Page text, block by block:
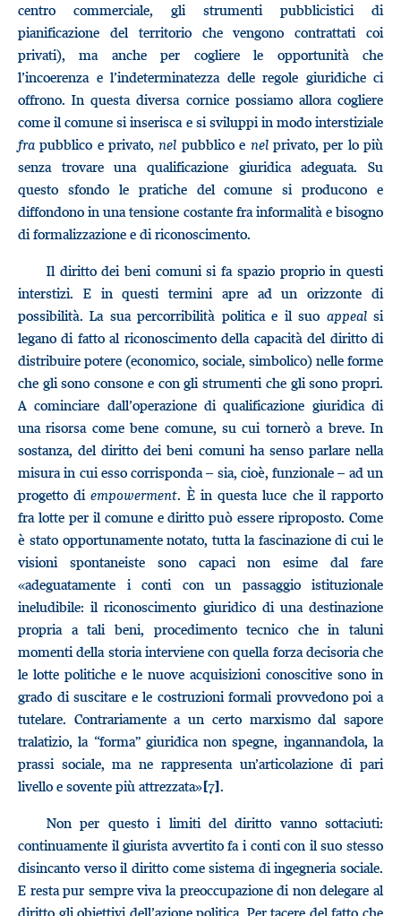
centro commerciale, gli strumenti pubblicistici di
pianificazione del territorio che vengono contrattati coi
privati), ma anche per cogliere le opportunità che
l’incoerenza e l’indeterminatezza delle regole giuridiche ci
offrono. In questa diversa cornice possiamo allora cogliere
come il comune si inserisca e si sviluppi in modo interstiziale
fra pubblico e privato,nel pubblico e nelprivato, per lo più
senza trovare una qualificazione giuridica adeguata. Su
questo sfondo le pratiche del comune si producono e
diffondono in una tensione costante fra informalità e bisogno
di formalizzazione e di riconoscimento.
Il diritto dei beni comuni si fa spazio proprio in questi
interstizi. E in questi termini apre ad un orizzonte di
possibilità. La sua percorribilità politica e il suo appealsi
legano di fatto al riconoscimento della capacità del diritto di
distribuire potere (economico, sociale, simbolico) nelle forme
che gli sono consone e con gli strumenti che gli sono propri.
A cominciare dall’operazione di qualificazione giuridica di
una risorsa come bene comune, su cui tornerò a breve. In
sostanza, del diritto dei beni comuni ha senso parlare nella
misura in cui esso corrisponda – sia, cioè, funzionale – ad un
progetto diempowerment. È in questa luce che il rapporto
fra lotte per il comune e diritto può essere riproposto. Come
è stato opportunamente notato, tutta la fascinazione di cui le
visioni spontaneiste sono capaci non esime dal fare
«adeguatamente i conti con un passaggio istituzionale
ineludibile: il riconoscimento giuridico di una destinazione
propria a tali beni, procedimento tecnico che in taluni
momenti della storia interviene con quella forza decisoria che
le lotte politiche e le nuove acquisizioni conoscitive sono in
grado di suscitare e le costruzioni formali provvedono poi a
tutelare. Contrariamente a un certo marxismo dal sapore
tralatizio, la “forma” giuridica non spegne, ingannandola, la
prassi sociale, ma ne rappresenta un’articolazione di pari
livello e sovente più attrezzata»[7].
Non per questo i limiti del diritto vanno sottaciuti:
continuamente il giurista avvertito fa i conti con il suo stesso
disincanto verso il diritto come sistema di ingegneria sociale.
E resta pur sempre viva la preoccupazione di non delegare al
diritto gli obiettivi dell’azione politica. Per tacere del fatto che